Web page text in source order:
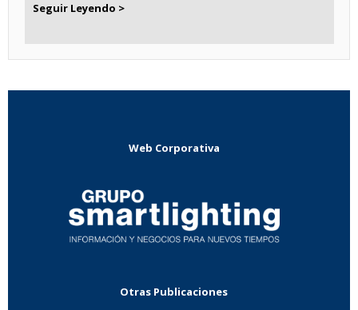
Seguir Leyendo >
Web Corporativa
Otras Publicaciones